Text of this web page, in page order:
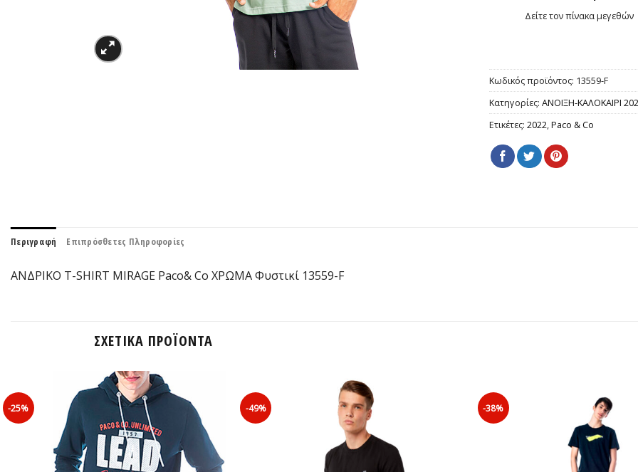
Δείτε τον πίνακα μεγεθών
Κωδικός προϊόντος: 13559-F
Κατηγορίες: ΑΝΟΙΞΗ-ΚΑΛΟΚΑΙΡΙ
Ετικέτες: 2022,Paco & Co
Περιγραφή Επιπρόσθετες Πληροφορίες
ΑΝΔΡΙΚΟ T-SHIRT MIRAGE Paco& Co ΧΡΩΜΑ Φυστικί 13559-F
ΣΧΕΤΙΚΆ ΠΡΟΪΌΝΤΑ
-25% -49% -38%